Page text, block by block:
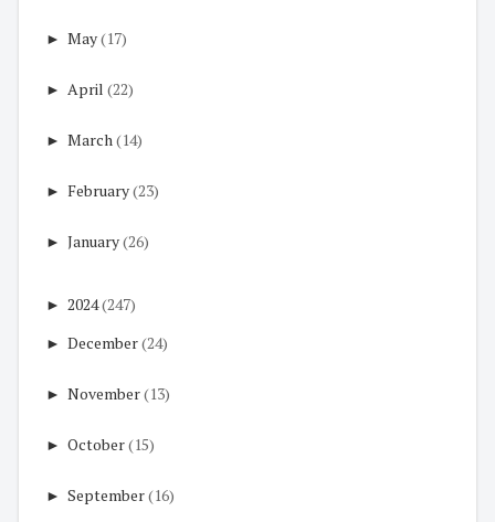
► May(17)
► April (22)
► March(14)
► February(23)
► January(26)
► 2024(247)
► December(24)
► November(13)
► October(15)
► September(16)